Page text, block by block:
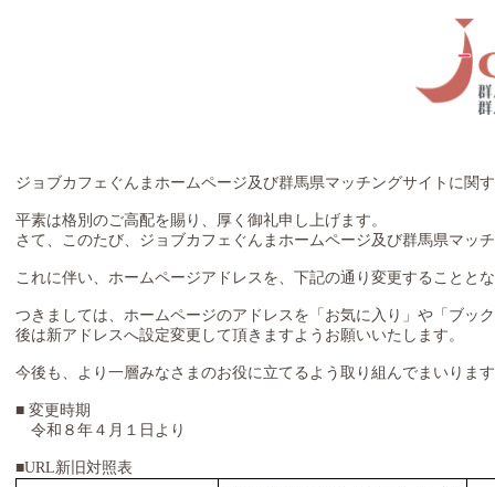
ジョブカフェぐんまホームページ及び群馬県マッチングサイトに関
平素は格別のご高配を賜り、厚く御礼申し上げます。
さて、このたび、ジョブカフェぐんまホームページ及び群馬県マッ
これに伴い、ホームページアドレスを、下記の通り変更することと
つきましては、ホームページのアドレスを「お気に入り」や「ブッ
後は新アドレスへ設定変更して頂きますようお願いいたします。
今後も、より一層みなさまのお役に立てるよう取り組んでまいりま
■ 変更時期
令和８年４月１日より
■URL新旧対照表